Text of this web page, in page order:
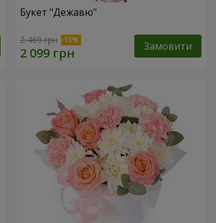
Букет "Дежавю"
2 469 грн Замовити